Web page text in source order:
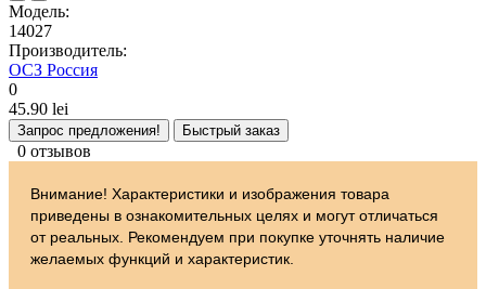
Модель:
14027
Производитель:
ОСЗ Россия
0
45.90 lei
Запрос предложения! Быстрый заказ
0 отзывов
Внимание! Характеристики и изображения товара
приведены в ознакомительных целях и могут отличаться
от реальных. Рекомендуем при покупке уточнять наличие
желаемых функций и характеристик.